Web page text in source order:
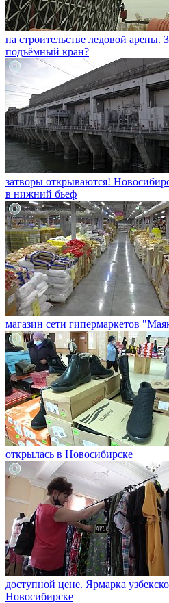
на строительстве ледовой арены.
подъёмный кран?
затворы открываются!
в нижний бьеф
магазин сети гипермаркетов
открылась в Новосибирске
доступной цене. Ярмарка
Новосибирске